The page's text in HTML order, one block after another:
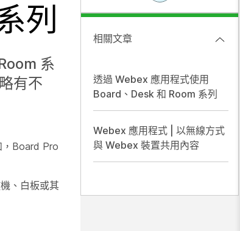
列
系
有不
，Board Pro
、白板或其
相關文章
透過 Webex 應用程式使用
Board、Desk 和 Room 系列
Webex 應用程式 | 以無線方式
與 Webex 裝置共用內容